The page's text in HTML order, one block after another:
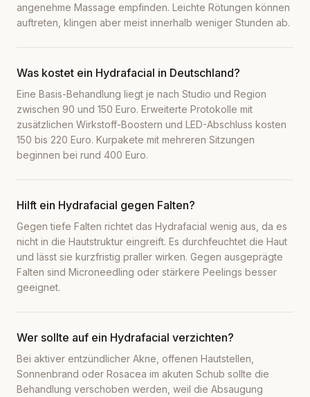
angenehme Massage empfinden. Leichte Rötungen können
auftreten, klingen aber meist innerhalb weniger Stunden ab.
Was kostet ein Hydrafacial in Deutschland?
Eine Basis-Behandlung liegt je nach Studio und Region
zwischen 90 und 150 Euro. Erweiterte Protokolle mit
zusätzlichen Wirkstoff-Boostern und LED-Abschluss kosten
150 bis 220 Euro. Kurpakete mit mehreren Sitzungen
beginnen bei rund 400 Euro.
Hilft ein Hydrafacial gegen Falten?
Gegen tiefe Falten richtet das Hydrafacial wenig aus, da es
nicht in die Hautstruktur eingreift. Es durchfeuchtet die Haut
und lässt sie kurzfristig praller wirken. Gegen ausgeprägte
Falten sind Microneedling oder stärkere Peelings besser
geeignet.
Wer sollte auf ein Hydrafacial verzichten?
Bei aktiver entzündlicher Akne, offenen Hautstellen,
Sonnenbrand oder Rosacea im akuten Schub sollte die
Behandlung verschoben werden, weil die Absaugung